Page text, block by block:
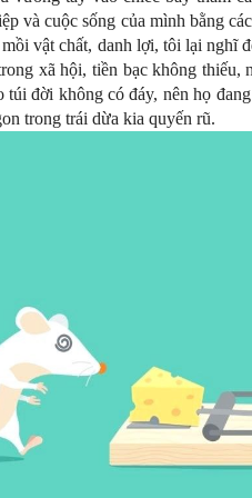
và cuộc sống của mình bằng
vật chất, danh lợi, tôi lại nghĩ
xã hội, tiền bạc không thiếu,
đời không có đáy, nên họ
trong trái dừa kia quyến rũ.